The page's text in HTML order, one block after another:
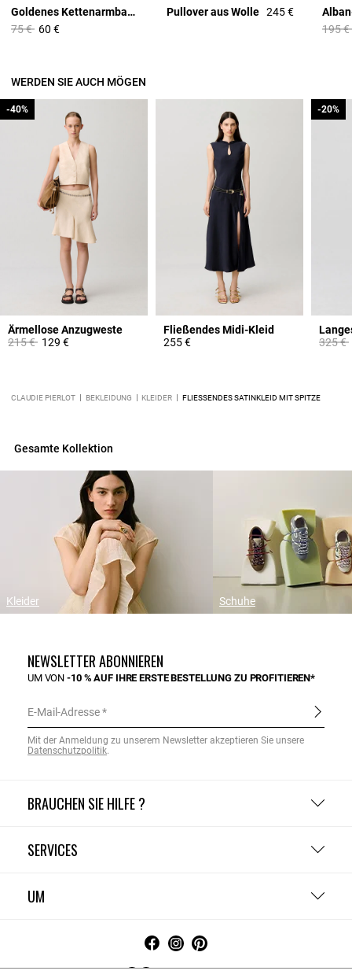
Goldenes Kettenarmband
Price reduced from
75 €to60 €
Pullover aus Wolle 245 €
Price
195 €
WERDEN SIE AUCH MÖGEN
Ärmellose Anzugweste
Price reduced from
215 €to
-40%
129 €
-40%
Fließendes Midi-Kleid
255 €
Price
325 €
-20%
-20%
CLAUDIE PIERLOT BEKLEIDUNG KLEIDER FLIESSENDES SATINKLEID MIT SPITZE
Gesamte Kollektion
Kleider Schuhe
BRAUCHEN SIE HILFE ?
SERVICES
UM
NEWSLETTER ABONNIEREN
UM VON-10 % AUF IHRE ERSTE BESTELLUNG ZU PROFITIEREN*
E-Mail-Adresse
Mit der Anmeldung zu unserem Newsletter akzeptieren Sie unsere
Datenschutzpolitik.